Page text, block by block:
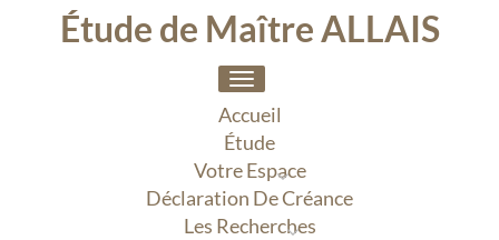
Étude de Maître ALLAIS
Toggle
navigation
Accueil
Étude
Votre Espace
Déclaration De Créance
Les Recherches